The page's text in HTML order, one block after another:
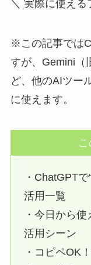
＼ 実際に使える
※この記事では
すが、Gemini（
ど、他のAIツー
に使えます。
・ChatGPT
活用一覧
・今日から
活用シーン
・コピペOK